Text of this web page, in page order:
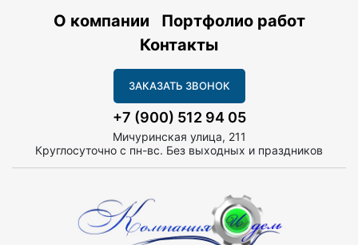
О компании
Портфолио работ
Контакты
ЗАКАЗАТЬ ЗВОНОК
+7 (900) 512 94 05
Мичуринская улица, 211
Круглосуточно с пн-вс. Без выходных и праздников